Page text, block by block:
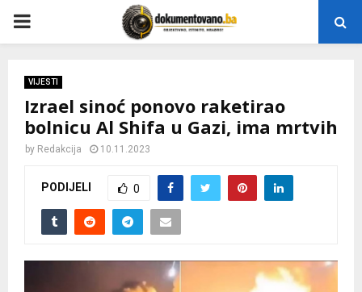
P
M
VIJESTI
Izrael sinoć ponovo raketirao
bolnicu Al Shifa u Gazi, ima mrtvih
by Redakcija 10.11.2023
PODIJELI 0